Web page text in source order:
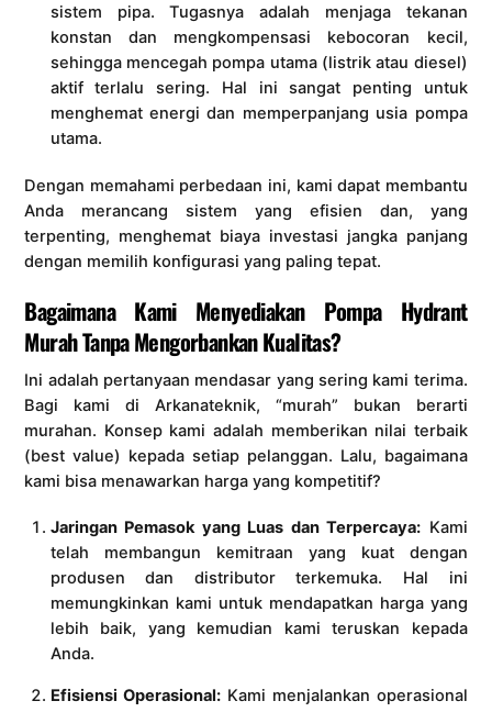
sistem pipa. Tugasnya adalah menjaga tekanan
konstan dan mengkompensasi kebocoran kecil,
sehingga mencegah pompa utama (listrik atau diesel)
aktif terlalu sering. Hal ini sangat penting untuk
menghemat energi dan memperpanjang usia pompa
utama.
Dengan memahami perbedaan ini, kami dapat membantu
Anda merancang sistem yang efisien dan, yang
terpenting, menghemat biaya investasi jangka panjang
dengan memilih konfigurasi yang paling tepat.
Bagaimana Kami Menyediakan Pompa Hydrant
Murah Tanpa Mengorbankan Kualitas?
Ini adalah pertanyaan mendasar yang sering kami terima.
Bagi kami di Arkanateknik, “murah” bukan berarti
murahan. Konsep kami adalah memberikan nilai terbaik
(best value) kepada setiap pelanggan. Lalu, bagaimana
kami bisa menawarkan harga yang kompetitif?
Jaringan Pemasok yang Luas dan Terpercaya: Kami
telah membangun kemitraan yang kuat dengan
produsen dan distributor terkemuka. Hal ini
memungkinkan kami untuk mendapatkan harga yang
lebih baik, yang kemudian kami teruskan kepada
Anda.
Efisiensi Operasional:Kami menjalankan operasional